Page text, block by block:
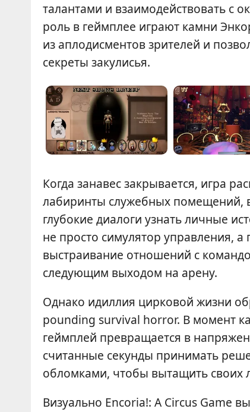
талантами и взаимодействовать с
роль в геймплее играют камни
из аплодисментов зрителей и
секреты закулисья.
Когда занавес закрывается, игра
лабиринты служебных помещений,
глубокие диалоги узнать личные
не просто симулятор управления,
выстраивание отношений с
следующим выходом на арену.
Однако идиллия цирковой жизни
pounding survival horror. В момент
геймплей превращается в
считанные секунды принимать
обломками, чтобы вытащить своих
Визуально Encoria!: A Circus Game